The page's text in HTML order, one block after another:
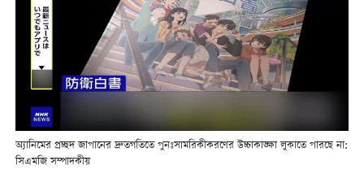
অ্যানিমের প্রচ্ছদ জাপানের দ্রুতগতিতে পুনঃসামরিকীকরণের উচ্চাকাঙ্ক্ষা লুকাতে পারছে না:
সিএমজি সম্পাদকীয়